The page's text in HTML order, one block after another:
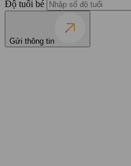
Độ tuổi bé
Gửi thông tin